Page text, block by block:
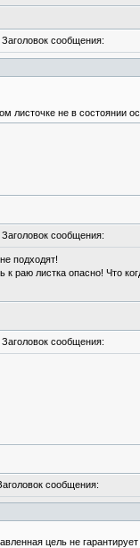
Заголовок сообщения:
листочке не в состоянии
Заголовок сообщения:
подходят!
к раю листка опасно! Что
Заголовок сообщения:
сообщения:
цель не